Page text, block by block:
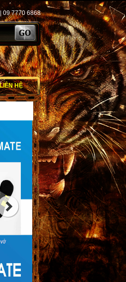
09 7770 6868
LIÊN HỆ